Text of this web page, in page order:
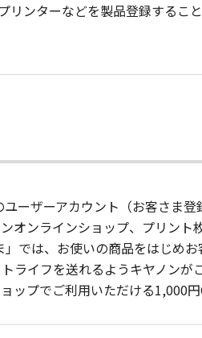
ンターなどを製品登録するこ
ーザーアカウント（お客さま
オンラインショップ、プリン
では、お使いの商品をはじめ
ライフを送れるようキヤノン
プでご利用いただける1,000円